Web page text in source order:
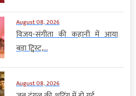
August 08, 2026
विजय-संगीता की कहानी में आया
बड़ा ट्विस्ट,...
August 08, 2026